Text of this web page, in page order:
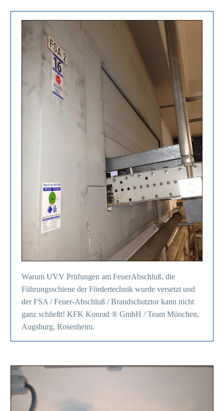
Warum UVV Prüfungen am FeuerAbschluß, die
Führungsschiene der Fördertechnik wurde versetzt und
der FSA / Feuer-Abschluß / Brandschutztor kann nicht
ganz schließt! KFK Konrad ® GmbH / Team München,
Augsburg, Rosenheim.